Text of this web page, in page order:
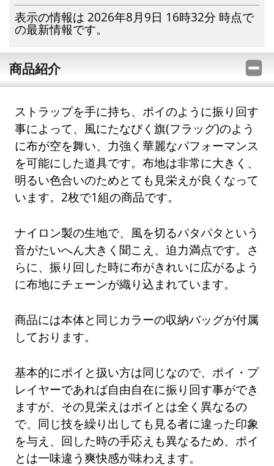
表示の情報は 2026年8月9日 16時32分 時点で
の最新情報です。
商品紹介
ストラップを手に持ち、ポイのように振り回す
事によって、風にたなびく旗(フラッグ)のよう
に布が空を舞い、力強く華麗なパフォーマンス
を可能にした道具です。布地は非常に大きく、
明るい色合いのためとても見栄えが良くなって
います。2枚で1組の商品です。
ナイロン製の生地で、風を切るパタパタという
音がたいへん大きく聞こえ、迫力満点です。さ
らに、振り回した時に布がきれいに広がるよう
に布地にチェーンが織り込まれています。
商品には本体と同じカラーの収納バッグが付属
しております。
基本的にポイと扱い方は同じなので、ポイ・プ
レイヤーであれば自由自在に振り回す事ができ
ますが、その見栄えはポイとは全く異なるの
で、同じ技を繰り出しても見る者に違った印象
を与え、回した時の手応えも異なるため、ポイ
とは一味違う爽快感が味わえます。